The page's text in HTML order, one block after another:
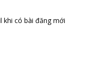
khi có bài đăng mới